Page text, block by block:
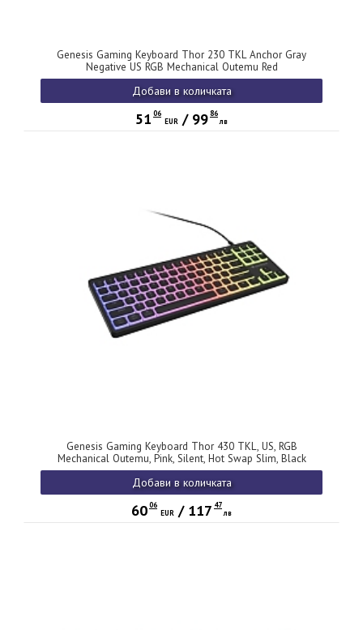
Genesis Gaming Keyboard Thor 230 TKL Anchor Gray
Negative US RGB Mechanical Outemu Red
Добави в количката
51 06
EUR / 9986
лв
Genesis Gaming Keyboard Thor 430 TKL, US, RGB
Mechanical Outemu, Pink, Silent, Hot Swap Slim, Black
Добави в количката
6006
EUR / 117 47
лв